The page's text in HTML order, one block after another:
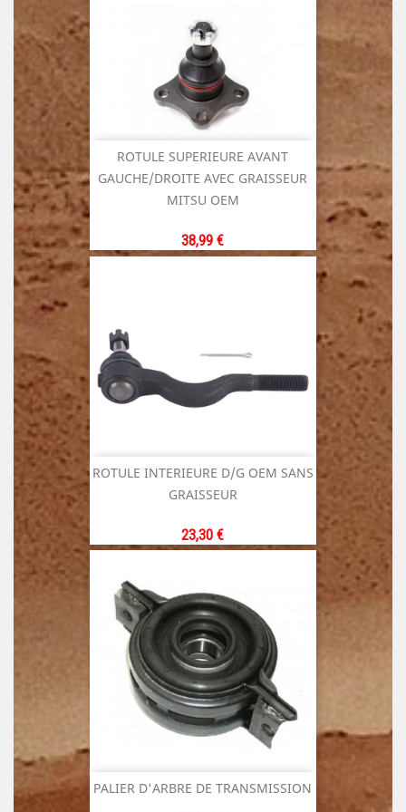
ROTULE SUPERIEURE AVANT
GAUCHE/DROITE AVEC GRAISSEUR
MITSU OEM
Prix
38,99 €
ROTULE INTERIEURE D/G OEM SANS
GRAISSEUR
Prix
23,30 €
PALIER D'ARBRE DE TRANSMISSION